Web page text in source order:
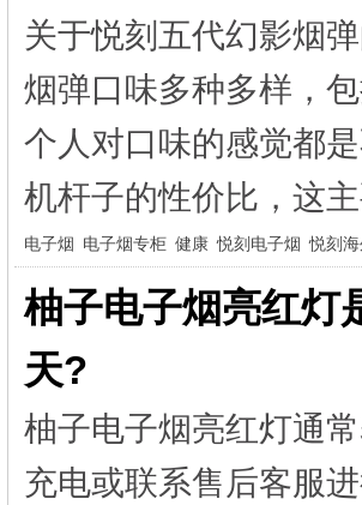
关于悦刻五代幻影烟
烟弹口味多种多样，
个人对口味的感觉都
机杆子的性价比，这
电子烟 电子烟专柜 健康 悦刻电子烟 悦刻
柚子电子烟亮红灯
天?
柚子电子烟亮红灯通
充电或联系售后客服